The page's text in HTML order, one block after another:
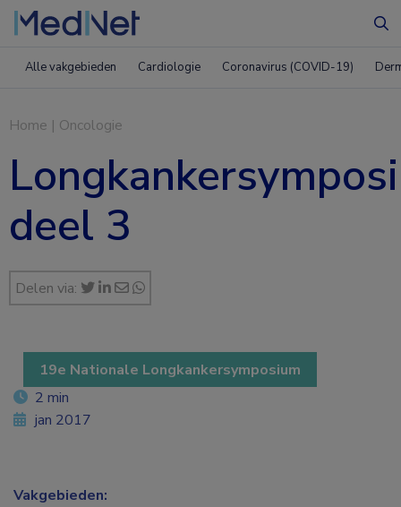
Alle vakgebieden Cardiologie Coronavirus (COVID-19)
Home | Oncologie
deel 3
Delen via:
19e Nationale Longkankersymposium
2 min
jan 2017
Vakgebieden: